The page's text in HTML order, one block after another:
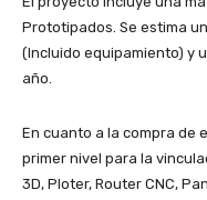
Prototipados. Se estima
(Incluido equipamiento) y
año.
En cuanto a la compra de
primer nivel para la
3D, Ploter, Router CNC,